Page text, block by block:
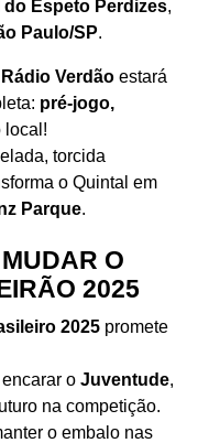
do Espeto Perdizes,
Paulo/SP.
Verdão estará
pré-jogo,
local!
torcida
o Quintal em
Parque.
O
2025
2025 promete
o Juventude,
na competição.
o embalo nas